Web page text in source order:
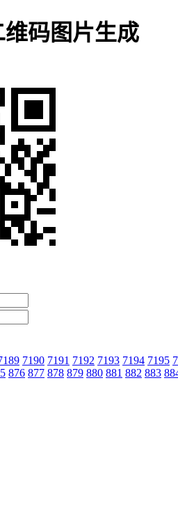
码图片生成
7190 7191 7192 7193 7194 7195
876 877 878 879 880 881 882 883